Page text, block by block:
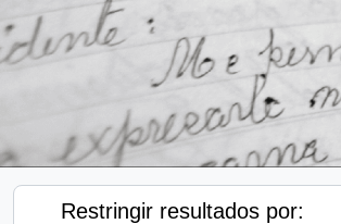
Restringir resultados por: